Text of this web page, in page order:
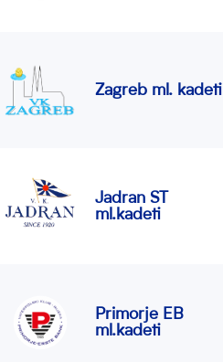
Zagreb ml. kadeti
Jadran ST
ml.kadeti
Primorje EB
ml.kadeti